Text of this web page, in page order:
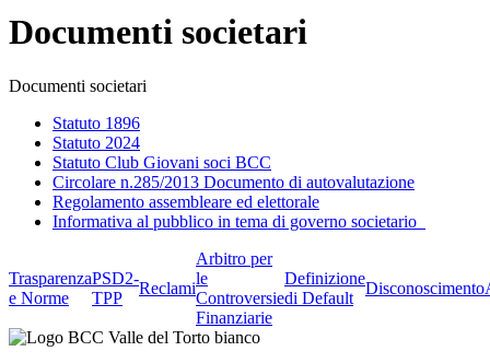
Documenti societari
Documenti societari
Statuto 1896
Statuto 2024
Statuto Club Giovani soci BCC
Circolare n.285/2013 Documento di autovalutazione
Regolamento assembleare ed elettorale
Informativa al pubblico in tema di governo societario
Trasparenza
e Norme
PSD2-
TPP
Reclami
Arbitro per
le
Controversie
Finanziarie
Definizione
di Default
Disconoscimento